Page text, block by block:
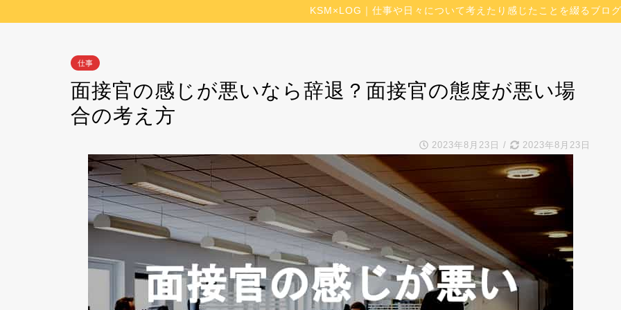
KSM×LOG｜仕事や日々について考えたり感じたことを綴るブログ
仕事
面接官の感じが悪いなら辞退？面接官の態度が悪い場
合の考え方
2023年8月23日 / 2023年8月23日